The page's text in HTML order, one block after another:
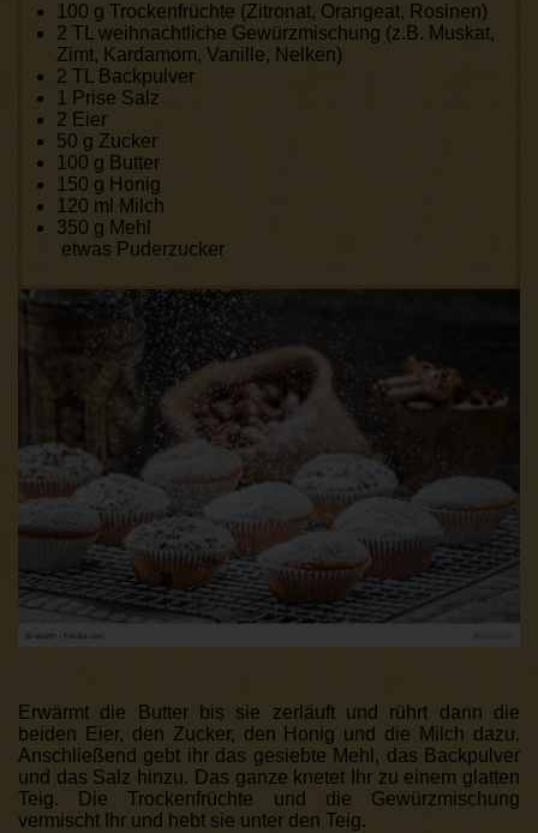
100 g Trockenfrüchte (Zitronat, Orangeat, Rosinen)
2 TL weihnachtliche Gewürzmischung (z.B. Muskat,
Zimt, Kardamom, Vanille, Nelken)
2 TL Backpulver
1 Prise Salz
2 Eier
50 g Zucker
100 g Butter
150 g Honig
120 ml Milch
350 g Mehl
etwas Puderzucker
Erwärmt die Butter bis sie zerläuft und rührt dann die
beiden Eier, den Zucker, den Honig und die Milch dazu.
Anschließend gebt ihr das gesiebte Mehl, das Backpulver
und das Salz hinzu. Das ganze knetet Ihr zu einem glatten
Teig. Die Trockenfrüchte und die Gewürzmischung
vermischt Ihr und hebt sie unter den Teig.